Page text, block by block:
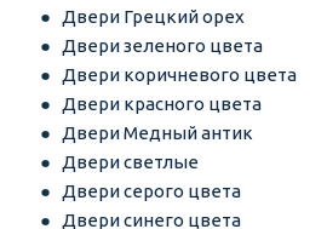
Двери Грецкий орех
Двери зеленого цвета
Двери коричневого цвета
Двери красного цвета
Двери Медный антик
Двери светлые
Двери серого цвета
Двери синего цвета